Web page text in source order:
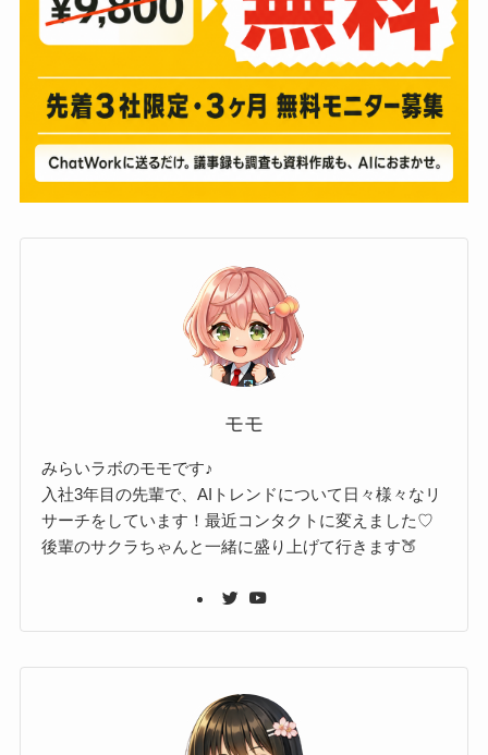
モモ
みらいラボのモモです♪
入社3年目の先輩で、AIトレンドについて日々様々なリ
サーチをしています！最近コンタクトに変えました♡
後輩のサクラちゃんと一緒に盛り上げて行きます🍑